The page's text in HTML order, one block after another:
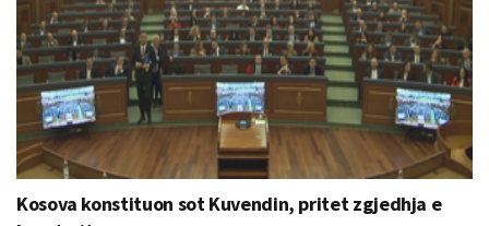
Kosova konstituon sot Kuvendin, pritet zgjedhja e